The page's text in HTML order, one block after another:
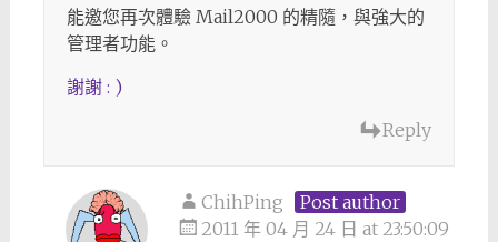
能邀您再次體驗 Mail2000 的精隨，與強大的
管理者功能。
謝謝 : )
Reply
ChihPing
Post author
2011 年 04 月 24 日 at 23:50:09